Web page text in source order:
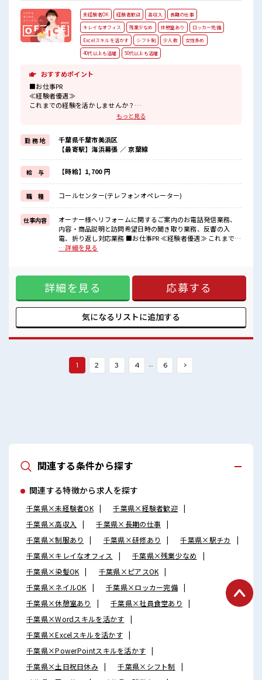
未経験者OK 経験者歓迎 高収入
長期の仕事
キレイなオフィス
残業少なめ 休憩室あり
ロッカー完備
Excelスキルを活かす
シフト制 少人数
女性多め
40代以上も活躍
50代以上も活躍
おすすめポイント
■お仕事PR
≪経験者優遇≫
これまでの経験を活かしませんか？
≪女性も働きやすい職場≫
もちろん男性の応募も歓迎ですよ！
≪プライベートが充実する≫
場合によってはお願いすることもありますが、
残業はほとんどナシ！
≪収入アップを目指せる≫
高時給だらけの派遣のお仕事です！
■職場の雰囲気
女性が多い職場ですが男女は問いません！
応募お待ちしております！
『少人数』だからコミュニケーションも取りやすい？
休憩室完備でランチや休憩も充実しそう♪
もっと見る
勤 務 地
千葉県千葉市美浜区
【最寄駅】海浜幕張 ／ 京葉線
給 与 【時給】1,700 円
職 種 コールセンター(テレフォンオペレーター)
仕事内容
オーナー様へリフォームに関するご案内のお電話発信業務、
内容・商品説明と訪問希望日時の聞き取り業務、反響の入
電、折り返し対応業務 ■お仕事PR ≪経験者優遇≫ これまでの
経験を活かしませんか？ ブランクがあっても大丈夫♪ 経験は
る≫ 場合によってはお願いすることもありますが、 残業はほ
とんどナシ！ ≪収入アップを目指せる≫ 高時給だらけの派遣
のお仕事です！ ■職場の雰囲気 女性が多い職場ですが男女は
問いません！ 応募お待ちしております！ 『少人数』だからコ
ミュニケーションも取りやすい？ 休憩室完備でランチや休憩
も充実しそう♪
…詳細を見る
詳細を見る 応募する
気になるリストに追加する
1 2 3 4 … 6 >
関連する条件から探す
関連する特徴から求人を探す
千葉県×未経験者OK
千葉県×経験者歓迎
千葉県×高収入
千葉県×長期の仕事
千葉県×制服あり
千葉県×研修あり
千葉県×駅チカ
千葉県×キレイなオフィス
千葉県×残業少なめ
千葉県×染髪OK
千葉県×ピアスOK
千葉県×ネイルOK
千葉県×ロッカー完備
千葉県×休憩室あり
千葉県×社員食堂あり
千葉県×Wordスキルを活かす
千葉県×Excelスキルを活かす
千葉県×PowerPointスキルを活かす
千葉県×土日祝日休み
千葉県×シフト制